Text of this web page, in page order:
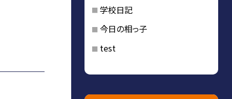
学校日記
今日の相っ子
test